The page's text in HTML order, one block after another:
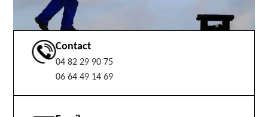
Contact
04 82 29 90 75
06 64 49 14 69